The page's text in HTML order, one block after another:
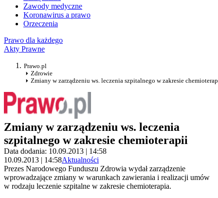
Zawody medyczne
Koronawirus a prawo
Orzeczenia
Prawo dla każdego
Akty Prawne
Prawo.pl
Zdrowie
Zmiany w zarządzeniu ws. leczenia szpitalnego w zakresie
Zmiany w zarządzeniu ws. leczenia
szpitalnego w zakresie chemioterapii
Data dodania: 10.09.2013 | 14:58
10.09.2013 | 14:58Aktualności
Prezes Narodowego Funduszu Zdrowia wydał zarządzenie
wprowadzające zmiany w warunkach zawierania i realizacji umów
w rodzaju leczenie szpitalne w zakresie chemioterapia.